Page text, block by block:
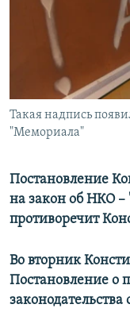
СОЦИАЛЬНЫЕ СЕТИ
Все сайты РСЕ/РС
Такая надпись
"Мемориала"
Постановление
на закон об НКО –
противоречит
Во вторник
Постановление о